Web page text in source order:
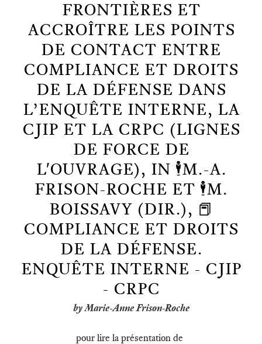
FRONTIÈRES ET
ACCROÎTRE LES POINTS
DE CONTACT ENTRE
COMPLIANCE ET DROITS
DE LA DÉFENSE DANS
L’ENQUÊTE INTERNE, LA
CJIP ET LA CRPC (LIGNES
DE FORCE DE
L'OUVRAGE), IN 🕴️M.-A.
FRISON-ROCHE ET 🕴️M.
BOISSAVY (DIR.), 📕
COMPLIANCE ET DROITS
DE LA DÉFENSE.
ENQUÊTE INTERNE - CJIP
- CRPC
by Marie-Anne Frison-Roche
pour lire la présentation de